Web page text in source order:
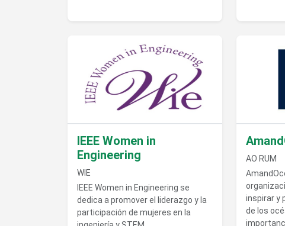
Ver detalles de IEEE Women in Engineering
IEEE Women in
Engineering
WIE
IEEE Women in Engineering se
dedica a promover el liderazgo y la
participación de mujeres en la
AO RUM
inspirar y
de los